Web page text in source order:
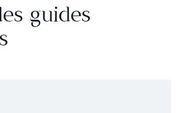
guides